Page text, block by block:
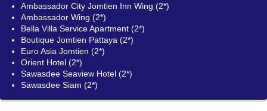
Ambassador City Jomtien Inn Wing (2*)
Ambassador Wing (2*)
Bella Villa Service Apartment (2*)
Boutique Jomtien Pattaya (2*)
Euro Asia Jomtien (2*)
Orient Hotel (2*)
Sawasdee Seaview Hotel (2*)
Sawasdee Siam (2*)